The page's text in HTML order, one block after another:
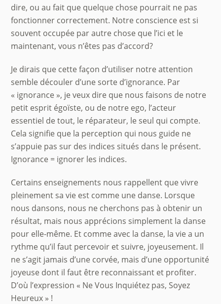
dire, ou au fait que quelque chose pourrait ne pas
fonctionner correctement. Notre conscience est si
souvent occupée par autre chose que l’ici et le
maintenant, vous n’êtes pas d’accord?
Je dirais que cette façon d’utiliser notre attention
semble découler d’une sorte d’ignorance. Par
« ignorance », je veux dire que nous faisons de notre
petit esprit égoïste, ou de notre ego, l’acteur
essentiel de tout, le réparateur, le seul qui compte.
Cela signifie que la perception qui nous guide ne
s’appuie pas sur des indices situés dans le présent.
Ignorance = ignorer les indices.
Certains enseignements nous rappellent que vivre
pleinement sa vie est comme une danse. Lorsque
nous dansons, nous ne cherchons pas à obtenir un
résultat, mais nous apprécions simplement la danse
pour elle-même. Et comme avec la danse, la vie a un
rythme qu’il faut percevoir et suivre, joyeusement. Il
ne s’agit jamais d’une corvée, mais d’une opportunité
joyeuse dont il faut être reconnaissant et profiter.
D’où l’expression « Ne Vous Inquiétez pas, Soyez
Heureux » !